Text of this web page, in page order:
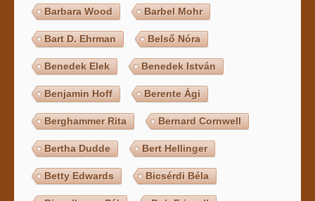
Barbara Wood Barbel Mohr
Bart D. Ehrman Belső Nóra
Benedek Elek Benedek István
Benjamin Hoff Berente Ági
Berghammer Rita Bernard Cornwell
Bertha Dudde Bert Hellinger
Betty Edwards Bicsérdi Béla